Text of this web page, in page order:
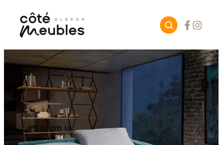
Facebook